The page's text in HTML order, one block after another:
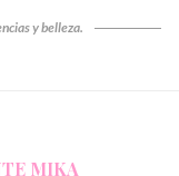
y belleza.
MIKA